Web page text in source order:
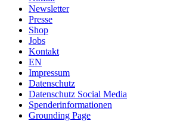
Newsletter
Presse
Shop
Jobs
Kontakt
EN
Impressum
Datenschutz
Datenschutz Social Media
Spenderinformationen
Grounding Page